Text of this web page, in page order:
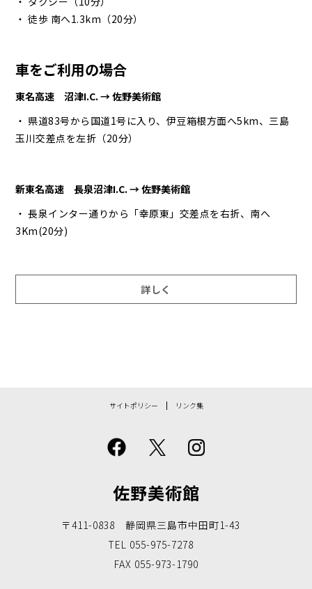
・ 徒歩 南へ1.3km（20分）
車をご利用の場合
東名高速 沼津I.C. → 佐野美術館
・ 県道83号から国道1号に入り、伊豆箱根方面へ5km、三島
玉川交差点を左折（20分）
新東名高速 長泉沼津I.C. → 佐野美術館
・ 長泉インター通りから「幸原東」交差点を右折、南へ
3Km(20分)
詳しく
サイトポリシー リンク集
佐野美術館
〒411-0838 静岡県三島市中田町1-43
TEL 055-975-7278
FAX 055-973-1790